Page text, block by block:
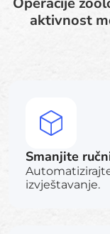
aktivnost
Smanjite
izvještavanje.